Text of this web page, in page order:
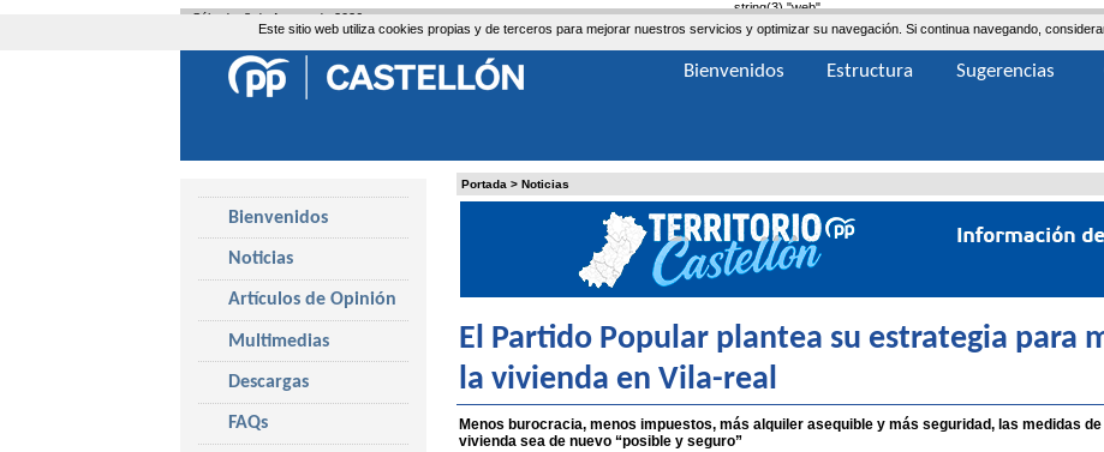
string(3) "web"
Este sitio web utiliza cookies propias y de terceros para mejorar nuestros servicios y optimizar su navegación. Si continua navegando,
Portada > Noticias
El Partido Popular plantea su estrategia para
la vivienda en Vila-real
Menos burocracia, menos impuestos, más alquiler asequible y más seguridad, las medidas
vivienda sea de nuevo “posible y seguro”
Bienvenidos
Noticias
Artículos de Opinión
Multimedias
Descargas
FAQs
Sábado, 8 de Agosto de 2026
Bienvenidos Estructura Sugerencias